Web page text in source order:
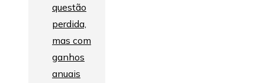
questão
perdida,
mas com
ganhos
anuais